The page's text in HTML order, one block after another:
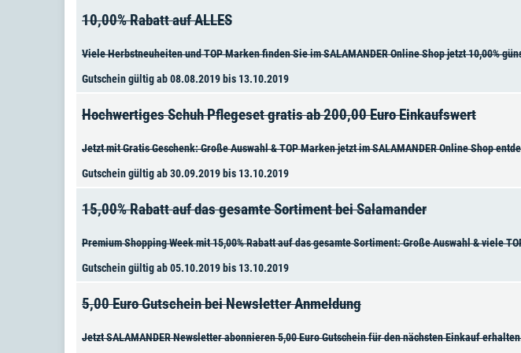
10,00% Rabatt auf ALLES
Viele Herbstneuheiten und TOP Marken finden Sie im SALAMANDER Online Shop jetzt 10,00%
Gutschein gültig ab 08.08.2019 bis 13.10.2019
Hochwertiges Schuh Pflegeset gratis ab 200,00 Euro Einkaufswert
Jetzt mit Gratis Geschenk: Große Auswahl & TOP Marken jetzt im SALAMANDER Online Shop
Gutschein gültig ab 30.09.2019 bis 13.10.2019
15,00% Rabatt auf das gesamte Sortiment bei Salamander
Premium Shopping Week mit 15,00% Rabatt auf das gesamte Sortiment: Große Auswahl & viele
Gutschein gültig ab 05.10.2019 bis 13.10.2019
5,00 Euro Gutschein bei Newsletter Anmeldung
Jetzt SALAMANDER Newsletter abonnieren 5,00 Euro Gutschein für den nächsten Einkauf